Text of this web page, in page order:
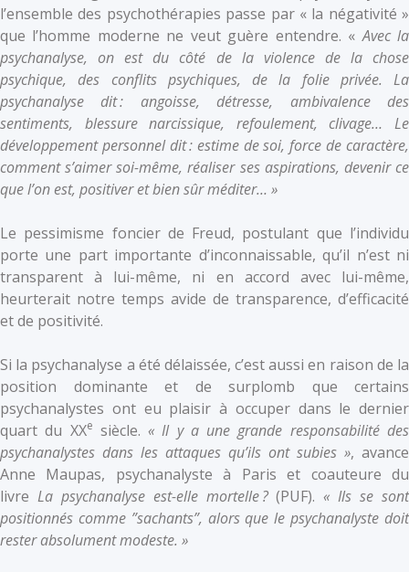
l’ensemble des psychothérapies passe par « la négativité »
que l’homme moderne ne veut guère entendre. «Avec la
psychanalyse, on est du côté de la violence de la chose
psychique, des conflits psychiques, de la folie privée. La
psychanalyse dit : angoisse, détresse, ambivalence des
sentiments, blessure narcissique, refoulement, clivage… Le
développement personnel dit : estime de soi, force de caractère,
comment s’aimer soi-même, réaliser ses aspirations, devenir ce
que l’on est, positiver et bien sûr méditer… »
Le pessimisme foncier de Freud, postulant que l’individu
porte une part importante d’inconnaissable, qu’il n’est ni
transparent à lui-même, ni en accord avec lui-même,
heurterait notre temps avide de transparence, d’efficacité
et de positivité.
Si la psychanalyse a été délaissée, c’est aussi en raison de la
position dominante et de surplomb que certains
psychanalystes ont eu plaisir à occuper dans le dernier
quart du XXe siècle.« Il y a une grande responsabilité des
psychanalystes dans les attaques qu’ils ont subies », avance
Anne Maupas, psychanalyste à Paris et coauteure du
livre La psychanalyse est-elle mortelle ?(PUF).« Ils se sont
positionnés comme ”sachants”, alors que le psychanalyste doit
rester absolument modeste. »